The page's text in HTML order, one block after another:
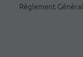
Règlement